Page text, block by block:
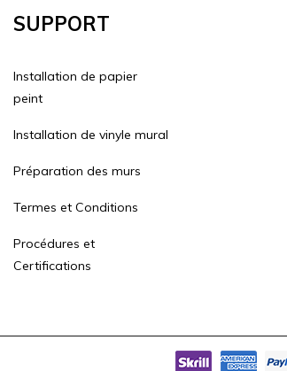
Support
Installation de papier
peint
Installation de vinyle mural
Préparation des murs
Termes et Conditions
Procédures et
Certifications